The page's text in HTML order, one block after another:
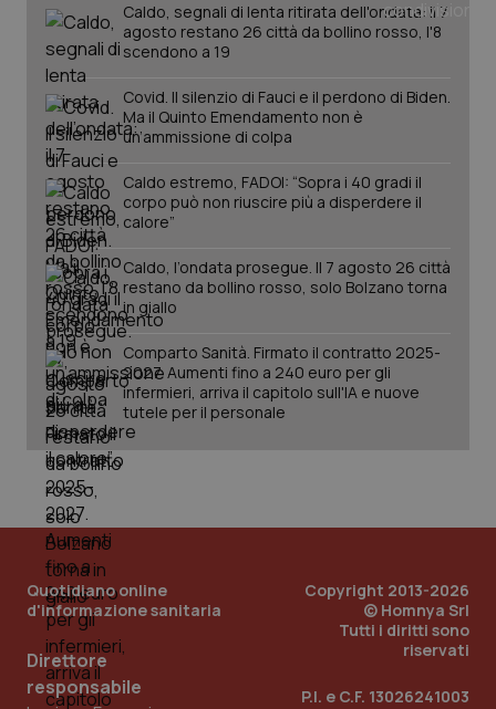
Caldo, segnali di lenta ritirata dell'ondata: il 7
agosto restano 26 città da bollino rosso, l'8
scendono a 19
Covid. Il silenzio di Fauci e il perdono di Biden.
Ma il Quinto Emendamento non è
un’ammissione di colpa
Caldo estremo, FADOI: “Sopra i 40 gradi il
corpo può non riuscire più a disperdere il
calore”
Caldo, l’ondata prosegue. Il 7 agosto 26 città
restano da bollino rosso, solo Bolzano torna
in giallo
Comparto Sanità. Firmato il contratto 2025-
2027. Aumenti fino a 240 euro per gli
infermieri, arriva il capitolo sull'IA e nuove
tutele per il personale
Quotidiano online
d'informazione sanitaria
Direttore
responsabile
Copyright 2013-2026
© Homnya Srl
Tutti i diritti sono
riservati
P.I. e C.F. 13026241003
PHPSESSID
PHP.net
www.quotidianosanita.it
mese